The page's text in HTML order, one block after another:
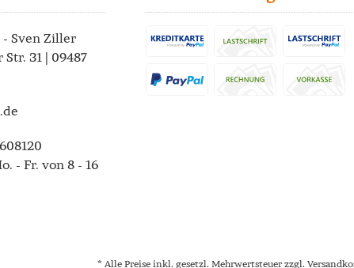
Sven Ziller
31 | 09487
- Fr. von 8 - 16
* Alle Preise inkl. gesetzl. Mehrwertsteuer zzgl.